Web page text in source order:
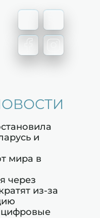
и
мира в
через
из-за
цифровые